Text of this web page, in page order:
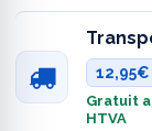
12,95€
Gratuit
HTVA